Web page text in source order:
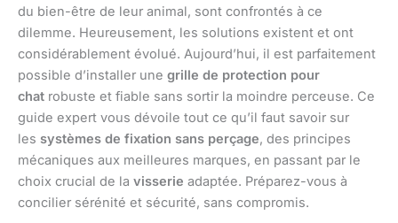
du bien-être de leur animal, sont confrontés à ce
dilemme. Heureusement, les solutions existent et ont
considérablement évolué. Aujourd’hui, il est parfaitement
possible d’installer une grille de protection pour
chat robuste et fiable sans sortir la moindre perceuse. Ce
guide expert vous dévoile tout ce qu’il faut savoir sur
les systèmes de fixation sans perçage, des principes
mécaniques aux meilleures marques, en passant par le
choix crucial de la visserie adaptée. Préparez-vous à
concilier sérénité et sécurité, sans compromis.